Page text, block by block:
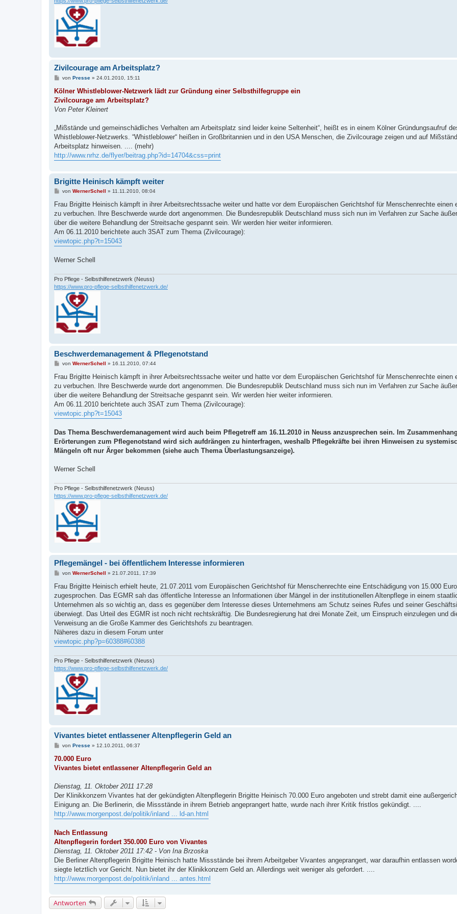
Zivilcourage am Arbeitsplatz?
B
i
r
a
von Presse» 24.01.2010, 15:11
Kölner Whistleblower-Netzwerk lädt zur Gründung einer Selbsthilfegruppe ein
Zivilcourage am Arbeitsplatz?
Von Peter Kleinert
„Mißstände und gemeinschädliches Verhalten am Arbeitsplatz sind leider keine Seltenheit“, heißt es in einem Kölner Gründungsaufruf
Whistleblower-Netzwerks. “Whistleblower“ heißen in Großbritannien und in den USA Menschen, die Zivilcourage zeigen und auf
Arbeitsplatz hinweisen. .... (mehr)
http://www.nrhz.de/flyer/beitrag.php?id=14704&css=print
Brigitte Heinisch kämpft weiter
B
i
r
a
von WernerSchell » 11.11.2010, 08:04
Frau Brigitte Heinisch kämpft in ihrer Arbeitsrechtssache weiter und hatte vor dem Europäischen Gerichtshof für Menschenrechte einen
zu verbuchen. Ihre Beschwerde wurde dort angenommen. Die Bundesrepublik Deutschland muss sich nun im Verfahren zur Sache
über die weitere Behandlung der Streitsache gespannt sein. Wir werden hier weiter informieren.
Am 06.11.2010 berichtete auch 3SAT zum Thema (Zivilcourage):
viewtopic.php?t=15043
Werner Schell
Pro Pflege - Selbsthilfenetzwerk (Neuss)
https://www.pro-pflege-selbsthilfenetzwerk.de/
Beschwerdemanagement & Pflegenotstand
B
i
r
a
von WernerSchell » 16.11.2010, 07:44
Frau Brigitte Heinisch kämpft in ihrer Arbeitsrechtssache weiter und hatte vor dem Europäischen Gerichtshof für Menschenrechte einen
zu verbuchen. Ihre Beschwerde wurde dort angenommen. Die Bundesrepublik Deutschland muss sich nun im Verfahren zur Sache
über die weitere Behandlung der Streitsache gespannt sein. Wir werden hier weiter informieren.
Am 06.11.2010 berichtete auch 3SAT zum Thema (Zivilcourage):
viewtopic.php?t=15043
Das Thema Beschwerdemanagement wird auch beim Pflegetreff am 16.11.2010 in Neuss anzusprechen sein. Im
Erörterungen zum Pflegenotstand wird sich aufdrängen zu hinterfragen, weshalb Pflegekräfte bei ihren Hinweisen zu
Mängeln oft nur Ärger bekommen (siehe auch Thema Überlastungsanzeige).
Werner Schell
Pro Pflege - Selbsthilfenetzwerk (Neuss)
https://www.pro-pflege-selbsthilfenetzwerk.de/
Pflegemängel - bei öffentlichem Interesse informieren
B
i
r
a
von WernerSchell » 21.07.2011, 17:39
Frau Brigitte Heinisch erhielt heute, 21.07.2011 vom Europäischen Gerichtshof für Menschenrechte eine Entschädigung von 15.000 Euro
zugesprochen. Das EGMR sah das öffentliche Interesse an Informationen über Mängel in der institutionellen Altenpflege in einem
Unternehmen als so wichtig an, dass es gegenüber dem Interesse dieses Unternehmens am Schutz seines Rufes und seiner
überwiegt. Das Urteil des EGMR ist noch nicht rechtskräftig. Die Bundesregierung hat drei Monate Zeit, um Einspruch einzulegen und
Verweisung an die Große Kammer des Gerichtshofs zu beantragen.
Näheres dazu in diesem Forum unter
viewtopic.php?p=60388#60388
Pro Pflege - Selbsthilfenetzwerk (Neuss)
https://www.pro-pflege-selbsthilfenetzwerk.de/
Vivantes bietet entlassener Altenpflegerin Geld an
B
i
r
von Presse» 12.10.2011, 06:37
70.000 Euro
Vivantes bietet entlassener Altenpflegerin Geld an
Dienstag, 11. Oktober 2011 17:28
Der Klinikkonzern Vivantes hat der gekündigten Altenpflegerin Brigitte Heinisch 70.000 Euro angeboten und strebt damit eine
Einigung an. Die Berlinerin, die Missstände in ihrem Betrieb angeprangert hatte, wurde nach ihrer Kritik fristlos gekündigt. ....
http://www.morgenpost.de/politik/inland ... ld-an.html
Nach Entlassung
Altenpflegerin fordert 350.000 Euro von Vivantes
Dienstag, 11. Oktober 2011 17:42 - Von Ina Brzoska
Die Berliner Altenpflegerin Brigitte Heinisch hatte Missstände bei ihrem Arbeitgeber Vivantes angeprangert, war daraufhin entlassen
siegte letztlich vor Gericht. Nun bietet ihr der Klinikkonzern Geld an. Allerdings weit weniger als gefordert. ....
http://www.morgenpost.de/politik/inland ... antes.html
Antworten